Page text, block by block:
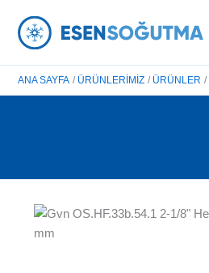
ANA SAYFA ÜRÜNLERIMIZ ÜRÜNLER